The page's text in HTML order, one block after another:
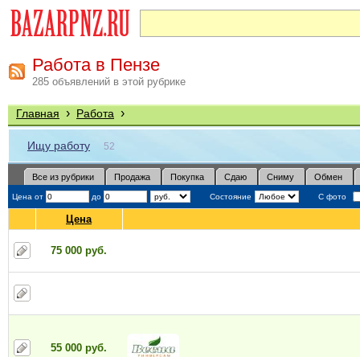
Работа в Пензе
285 объявлений в этой рубрике
Главная › Работа ›
Ищу работу 52
Все из рубрики Продажа Покупка Сдаю Сниму Обмен
Цена от до Состояние С фото
Цена
75 000 руб.
55 000 руб.